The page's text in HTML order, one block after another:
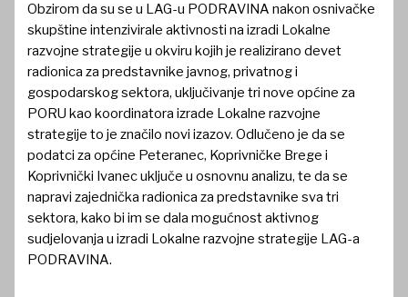
Obzirom da su se u LAG-u PODRAVINA nakon osnivačke
skupštine intenzivirale aktivnosti na izradi Lokalne
razvojne strategije u okviru kojih je realizirano devet
radionica za predstavnike javnog, privatnog i
gospodarskog sektora, uključivanje tri nove općine za
PORU kao koordinatora izrade Lokalne razvojne
strategije to je značilo novi izazov. Odlučeno je da se
podatci za općine Peteranec, Koprivničke Brege i
Koprivnički Ivanec uključe u osnovnu analizu, te da se
napravi zajednička radionica za predstavnike sva tri
sektora, kako bi im se dala mogućnost aktivnog
sudjelovanja u izradi Lokalne razvojne strategije LAG-a
PODRAVINA.